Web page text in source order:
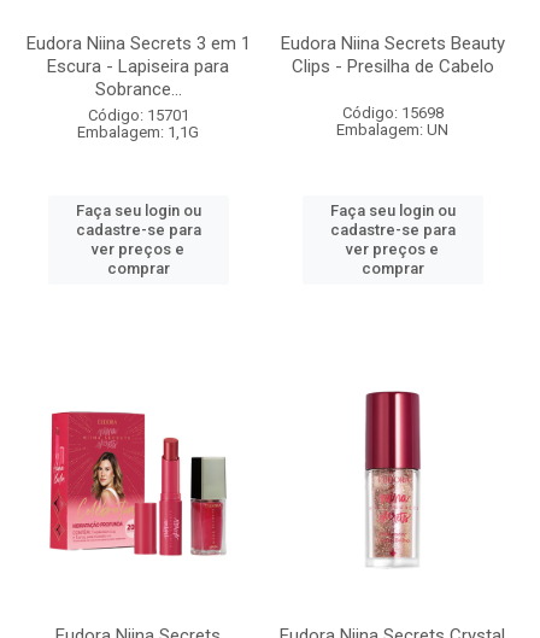
Eudora Niina Secrets 3 em 1
Escura - Lapiseira para
Sobrance...
Código: 15701
Embalagem: 1,1G
Faça seu login ou
cadastre-se para
ver preços e
comprar
Eudora Niina Secrets Beauty
Clips - Presilha de Cabelo
Código: 15698
Embalagem: UN
Faça seu login ou
cadastre-se para
ver preços e
comprar